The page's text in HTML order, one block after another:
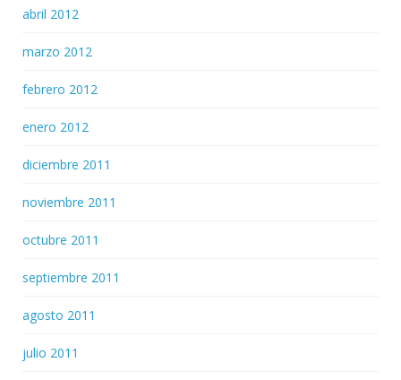
abril 2012
marzo 2012
febrero 2012
enero 2012
diciembre 2011
noviembre 2011
octubre 2011
septiembre 2011
agosto 2011
julio 2011